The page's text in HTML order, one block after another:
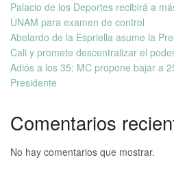
Palacio de los Deportes recibirá a
UNAM para examen de control
Abelardo de la Espriella asume la
Cali y promete descentralizar el
Adiós a los 35: MC propone bajar a
Presidente
Comentarios
No hay comentarios que mostrar.